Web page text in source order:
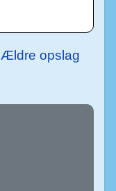
Ældre opslag